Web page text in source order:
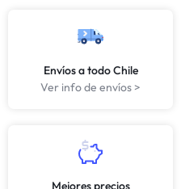
Envíos a todo Chile
Ver info de envíos >
Mejores precios